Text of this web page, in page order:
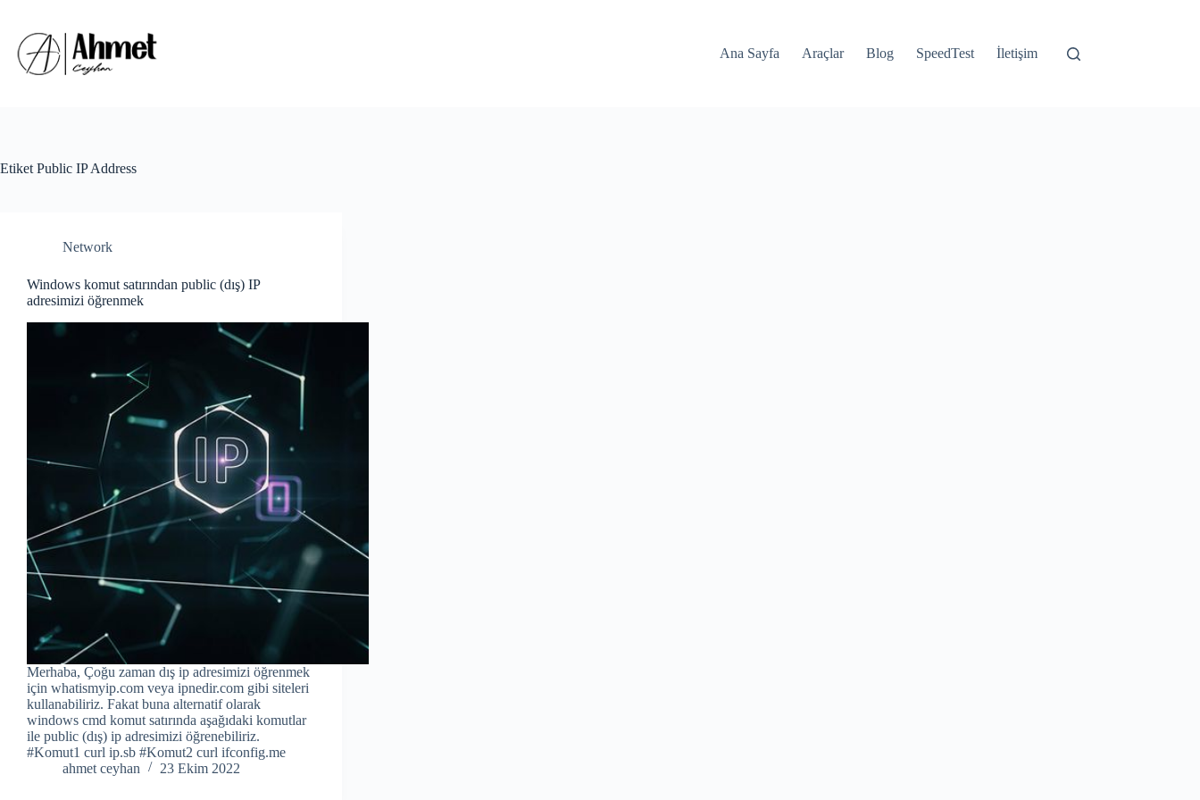
content
Ana Sayfa
Araçlar Blog SpeedTest İletişim
Etiket Public IP Address
Network
Windows komut satırından public (dış) IP
adresimizi öğrenmek
Merhaba, Çoğu zaman dış ip adresimizi öğrenmek
için whatismyip.com veya ipnedir.com gibi siteleri
kullanabiliriz. Fakat buna alternatif olarak
windows cmd komut satırında aşağıdaki komutlar
ile public (dış) ip adresimizi öğrenebiliriz.
#Komut1 curl ip.sb #Komut2 curl ifconfig.me
ahmet ceyhan
23 Ekim 2022